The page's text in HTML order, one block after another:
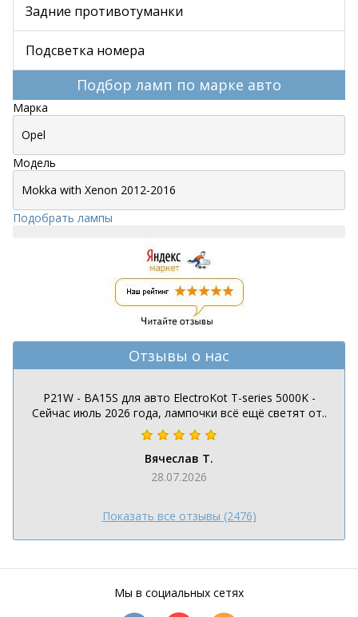
Задние противотуманки
Подсветка номера
Подбор ламп по марке авто
Марка
Модель
Подобрать лампы
Отзывы о нас
P21W - BA15S для авто ElectroKot T-series 5000K -
Сейчас июль 2026 года, лампочки всё ещё светят от..
Вячеслав Т.
28.07.2026
Показать все отзывы (2476)
Мы в социальных сетях